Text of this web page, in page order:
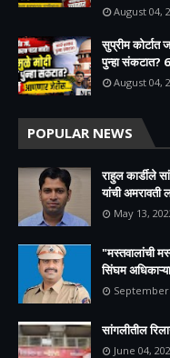
August 04,
सुप्रीम
पुन्हा संकटात?
August 04,
POPULAR NEWS
राहुल कार्डीले
यांची अमरावती
May 13,
"मस्तवालांची
सिंघम
September
सांगलीतील
June 04,